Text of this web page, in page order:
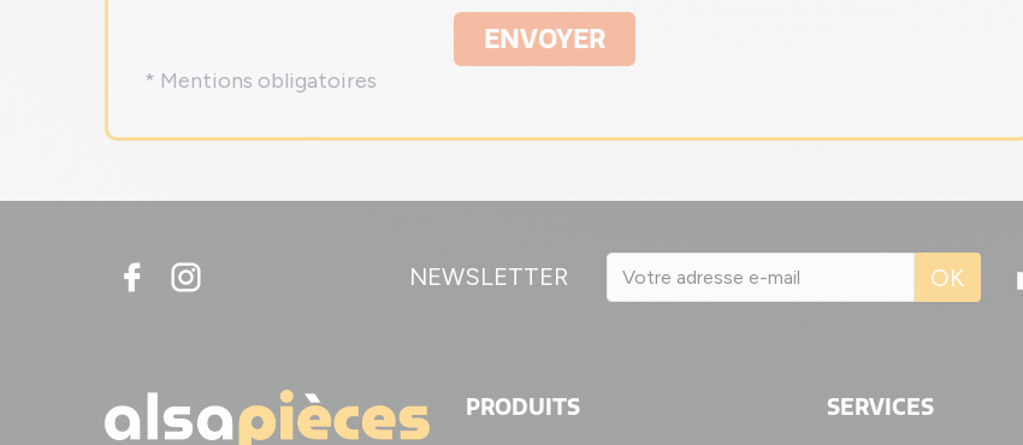
ENVOYER
* Mentions obligatoires
NEWSLETTER OK
PRODUITS SERVICES